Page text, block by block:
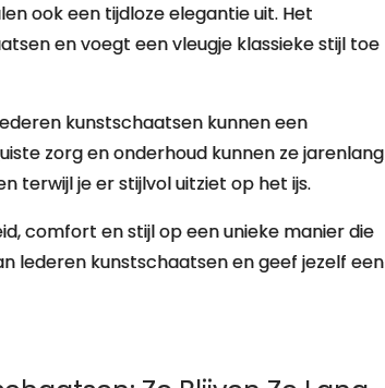
ook een tijdloze elegantie uit. Het
en voegt een vleugje klassieke stijl toe
kunstschaatsen kunnen een
zorg en onderhoud kunnen ze jarenlang
terwijl je er stijlvol uitziet op het ijs.
comfort en stijl op een unieke manier die
lederen kunstschaatsen en geef jezelf een